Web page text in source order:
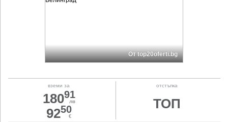
От top20oferti.bg
вземи за
18091
лв
9250
€
отстъпка
ТОП